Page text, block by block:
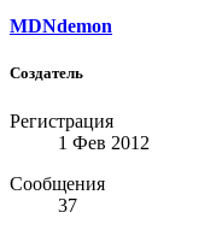
MDNdemon
Создатель
Регистрация
1 Фев 2012
Сообщения
37